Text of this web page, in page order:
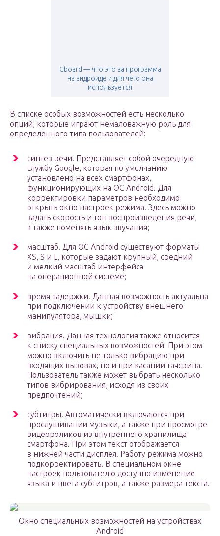
Gboard — что это за программа
на андроиде и для чего она
используется
В списке особых возможностей есть несколько
опций, которые играют немаловажную роль для
определённого типа пользователей:
синтез речи. Представляет собой очередную
службу Google, которая по умолчанию
установлено на всех смартфонах,
функционирующих на OC Android. Для
корректировки параметров необходимо
открыть окно настроек режима. Здесь можно
задать скорость и тон воспроизведения речи,
а также поменять язык звучания;
масштаб. Для OC Android существуют форматы
XS, S и L, которые задают крупный, средний
и мелкий масштаб интерфейса
на операционной системе;
время задержки. Данная возможность актуальна
при подключении к устройству внешнего
манипулятора, мышки;
вибрация. Данная технология также относится
к списку специальных возможностей. При этом
можно включить не только вибрацию при
входящих вызовах, но и при касании тачсрина.
Пользователь также может выбрать несколько
типов вибрирования, исходя из своих
предпочтений;
субтитры. Автоматически включаются при
прослушивании музыки, а также при просмотре
видеороликов из внутреннего хранилища
смартфона. При этом текст отображается
в нижней части дисплея. Работу режима можно
подкорректировать. В специальном окне
настроек пользователю доступно изменение
языка и цвета субтитров, а также размера текста.
Окно специальных возможностей на устройствах
Android